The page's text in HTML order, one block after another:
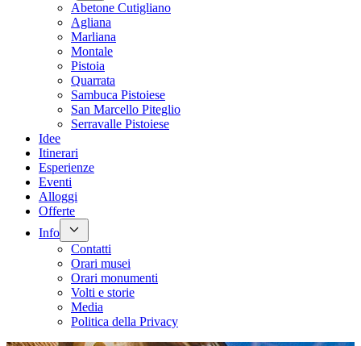
Abetone Cutigliano
Agliana
Marliana
Montale
Pistoia
Quarrata
Sambuca Pistoiese
San Marcello Piteglio
Serravalle Pistoiese
Idee
Itinerari
Esperienze
Eventi
Alloggi
Offerte
Info
Contatti
Orari musei
Orari monumenti
Volti e storie
Media
Politica della Privacy